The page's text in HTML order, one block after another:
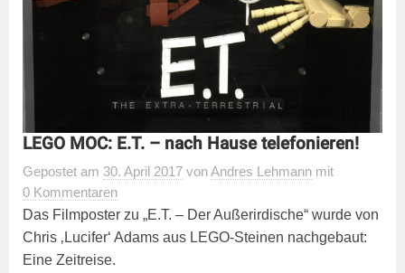
LEGO MOC: E.T. – nach Hause telefonieren!
Gepostet am 30. April 2017 vonAndres Lehmann mit
0 Kommentaren
Das Filmposter zu „E.T. – Der Außerirdische“ wurde von
Chris ‚Lucifer‘ Adams aus LEGO-Steinen nachgebaut:
Eine Zeitreise.